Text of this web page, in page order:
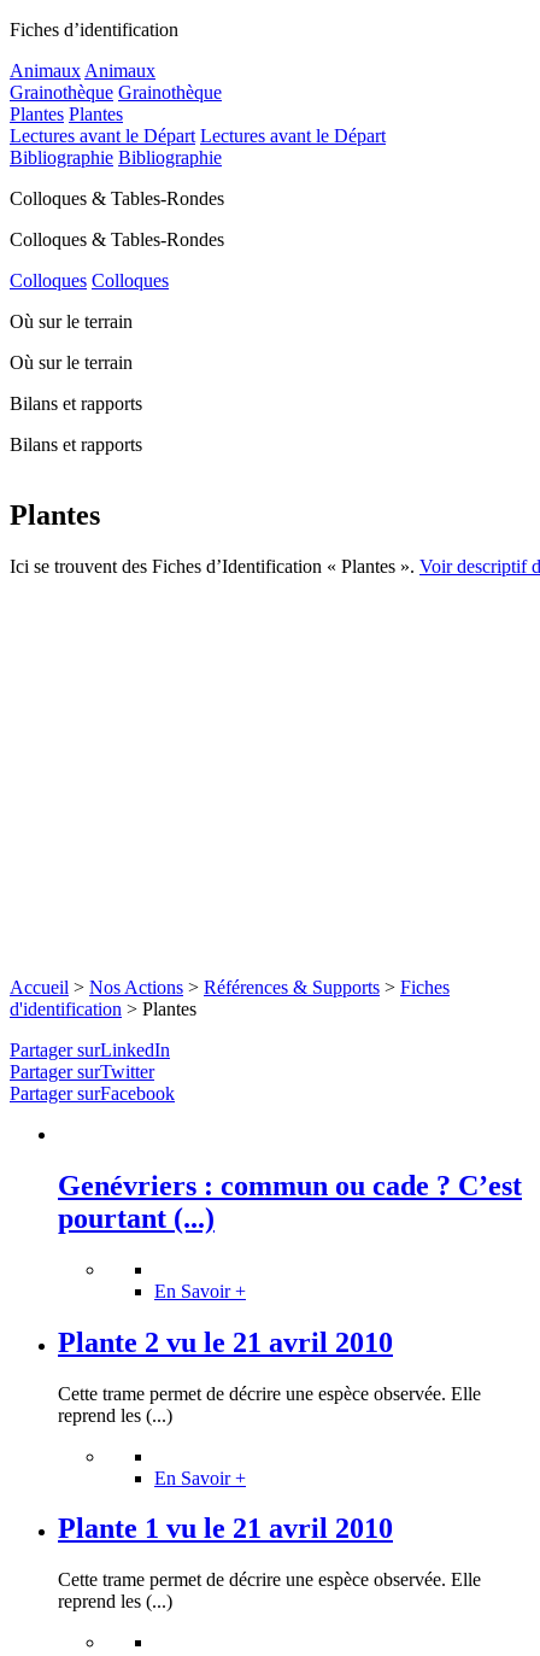
Fiches d’identification
Animaux Animaux
Grainothèque Grainothèque
Plantes Plantes
Lectures avant le Départ Lectures avant le Départ
Bibliographie Bibliographie
Colloques & Tables-Rondes
Colloques & Tables-Rondes
Colloques Colloques
Où sur le terrain
Où sur le terrain
Bilans et rapports
Bilans et rapports
Plantes
Ici se trouvent des Fiches d’Identification « Plantes ». Voir descriptif
Accueil > Nos Actions > Références & Supports > Fiches
d'identification > Plantes
Partager surLinkedIn
Partager surTwitter
Partager surFacebook
Genévriers : commun ou cade ? C’est
pourtant (...)
En Savoir +
Plante 2 vu le 21 avril 2010
Cette trame permet de décrire une espèce observée. Elle
reprend les (...)
En Savoir +
Plante 1 vu le 21 avril 2010
Cette trame permet de décrire une espèce observée. Elle
reprend les (...)